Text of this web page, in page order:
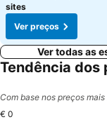
sites
Ver preços
Ver todas as
Tendência dos
Com base nos preços
€ 0